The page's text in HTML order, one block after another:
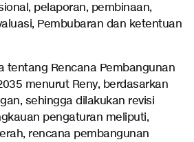
pelaporan, pembinaan,
Pembubaran dan ketentuan
tentang Rencana Pembangunan
menurut Reny, berdasarkan
sehingga dilakukan revisi
pengaturan meliputi,
rencana pembangunan